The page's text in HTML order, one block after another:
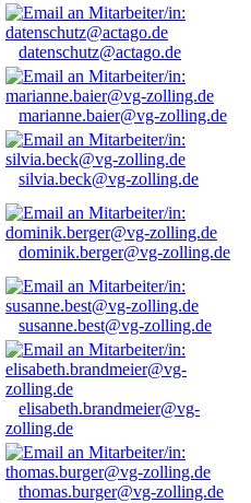
datenschutz@actago.de
marianne.baier@vg-zolling.de
silvia.beck@vg-zolling.de
dominik.berger@vg-zolling.de
susanne.best@vg-zolling.de
elisabeth.brandmeier@vg-
zolling.de
thomas.burger@vg-zolling.de